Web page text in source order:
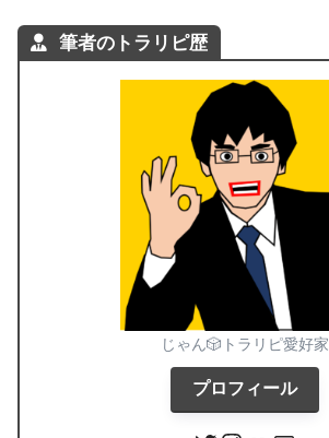
筆者のトラリピ歴
じゃん🎲トラリピ愛好家
プロフィール